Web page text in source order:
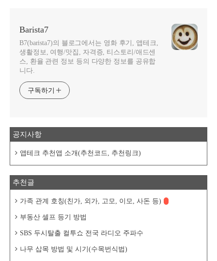
Barista7
B7(barista7)의 블로그에서는 영화 후기, 앱테크,
생활정보, 여행/맛집, 자격증, 티스토리/애드센
스, 환율 관련 정보 등의 다양한 정보를 공유합
니다.
구독하기
공지사항
앱테크 추천앱 소개(추천코드, 추천링크)
추천글
가족 관계 호칭(친가, 외가, 고모, 이모, 사돈 등)
부동산 셀프 등기 방법
SBS 두시탈출 컬투쇼 전국 라디오 주파수
나무 삽목 방법 및 시기(수목번식법)